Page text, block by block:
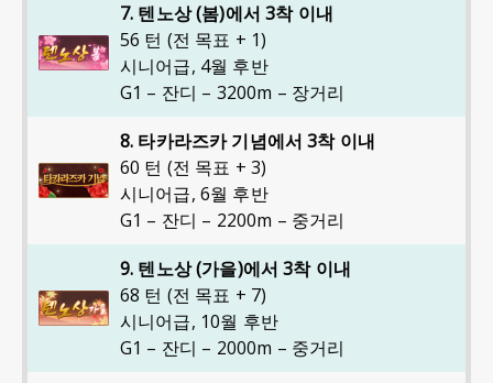
7. 텐노상 (봄)에서 3착 이내
56 턴 (전 목표 + 1)
시니어급, 4월 후반
G1 – 잔디 – 3200m – 장거리
8. 타카라즈카 기념에서 3착 이내
60 턴 (전 목표 + 3)
시니어급, 6월 후반
G1 – 잔디 – 2200m – 중거리
9. 텐노상 (가을)에서 3착 이내
68 턴 (전 목표 + 7)
시니어급, 10월 후반
G1 – 잔디 – 2000m – 중거리